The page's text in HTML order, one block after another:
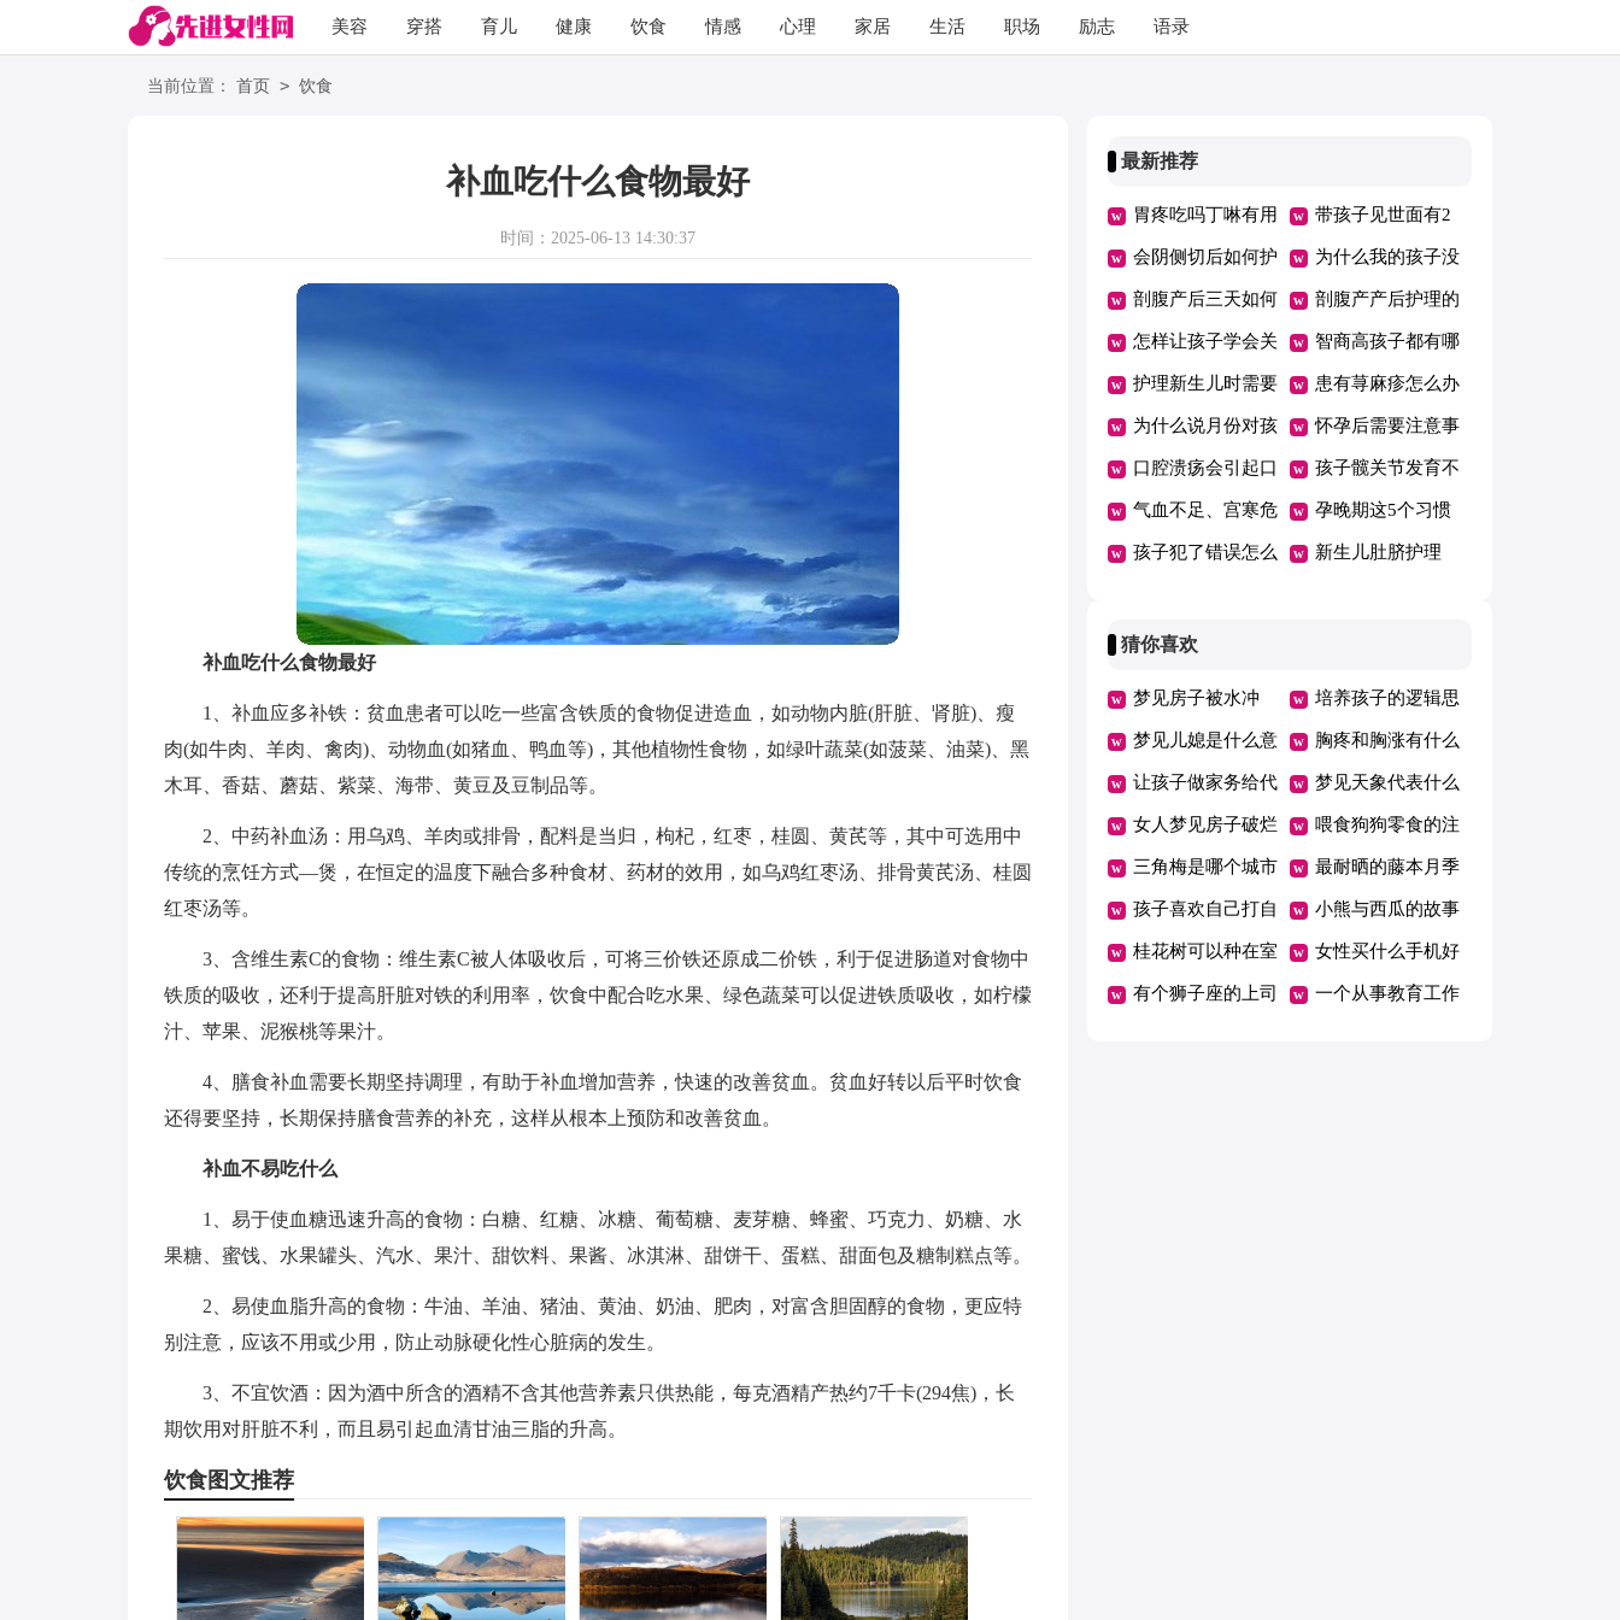
美容 穿搭 育儿 健康 饮食 情感 心理 家居 生活 职场 励志 语录
当前位置： 首页 > 饮食
补血吃什么食物最好
时间：2025-06-13 14:30:37
补血吃什么食物最好
1、补血应多补铁：贫血患者可以吃一些富含铁质的食物促进造血，如动物内脏(肝脏、肾脏)、瘦
肉(如牛肉、羊肉、禽肉)、动物血(如猪血、鸭血等)，其他植物性食物，如绿叶蔬菜(如菠菜、油菜)、黑
木耳、香菇、蘑菇、紫菜、海带、黄豆及豆制品等。
2、中药补血汤：用乌鸡、羊肉或排骨，配料是当归，枸杞，红枣，桂圆、黄芪等，其中可选用中
传统的烹饪方式—煲，在恒定的温度下融合多种食材、药材的效用，如乌鸡红枣汤、排骨黄芪汤、桂圆
红枣汤等。
3、含维生素C的食物：维生素C被人体吸收后，可将三价铁还原成二价铁，利于促进肠道对食物中
铁质的吸收，还利于提高肝脏对铁的利用率，饮食中配合吃水果、绿色蔬菜可以促进铁质吸收，如柠檬
汁、苹果、泥猴桃等果汁。
4、膳食补血需要长期坚持调理，有助于补血增加营养，快速的改善贫血。贫血好转以后平时饮食
还得要坚持，长期保持膳食营养的补充，这样从根本上预防和改善贫血。
补血不易吃什么
1、易于使血糖迅速升高的食物：白糖、红糖、冰糖、葡萄糖、麦芽糖、蜂蜜、巧克力、奶糖、水
果糖、蜜饯、水果罐头、汽水、果汁、甜饮料、果酱、冰淇淋、甜饼干、蛋糕、甜面包及糖制糕点等。
2、易使血脂升高的食物：牛油、羊油、猪油、黄油、奶油、肥肉，对富含胆固醇的食物，更应特
别注意，应该不用或少用，防止动脉硬化性心脏病的发生。
3、不宜饮酒：因为酒中所含的酒精不含其他营养素只供热能，每克酒精产热约7千卡(294焦)，长
期饮用对肝脏不利，而且易引起血清甘油三脂的升高。
饮食图文推荐
最新推荐
胃疼吃吗丁啉有用
吗
带孩子见世面有2
个误区，父母要早
知道！
会阴侧切后如何护
理
为什么我的孩子没
有朋友
剖腹产后三天如何
护理
剖腹产产后护理的
注意事项
怎样让孩子学会关
心他人？
智商高孩子都有哪
些特点？
护理新生儿时需要
注意的要点有哪些
患有荨麻疹怎么办
为什么说月份对孩
子的聪明程度有影
响呢？
怀孕后需要注意事
项多 孕妈护理得
当胎儿健康发育
口腔溃疡会引起口
臭吗
孩子髋关节发育不
良怎么办
气血不足、宫寒危
害大怎么办
孕晚期这5个习惯
要改正
孩子犯了错误怎么 新生儿肚脐护理
猜你喜欢
梦见房子被水冲 培养孩子的逻辑思
维发展
梦见儿媳是什么意
思？
胸疼和胸涨有什么
区别
让孩子做家务给代
币好吗
梦见天象代表什么
意思
女人梦见房子破烂
不堪预示什么
喂食狗狗零食的注
意事项
三角梅是哪个城市
的市花
最耐晒的藤本月季
孩子喜欢自己打自
己怎么办
小熊与西瓜的故事
桂花树可以种在室
内吗
女性买什么手机好
有个狮子座的上司 一个从事教育工作